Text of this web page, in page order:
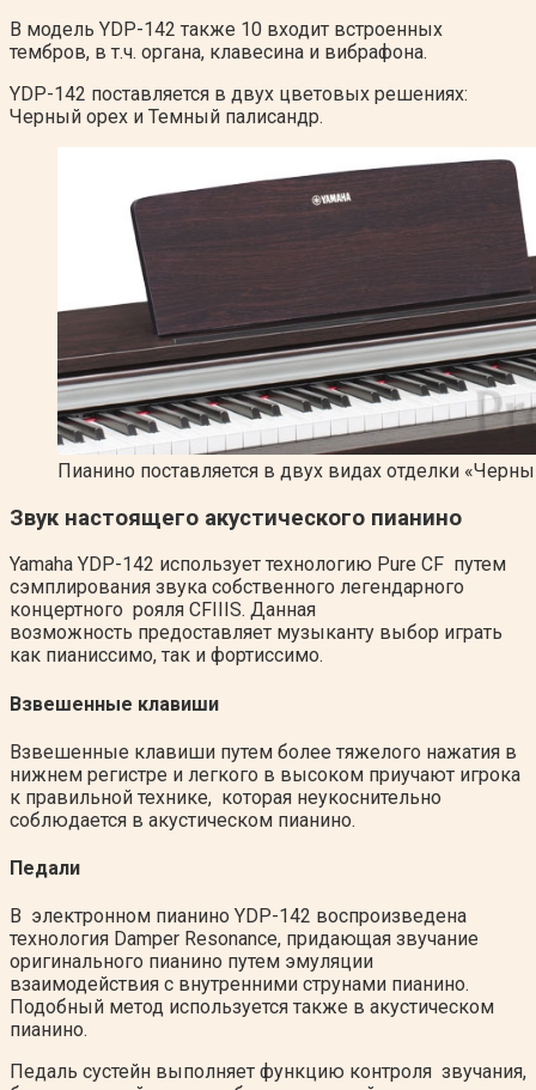
В модель YDP-142 также 10 входит встроенных
тембров, в т.ч. органа, клавесина и вибрафона.
YDP-142 поставляется в двух цветовых решениях:
Черный орех и Темный палисандр.
Пианино поставляется в двух видах отделки
Звук настоящего акустического пианино
Yamaha YDP-142 использует технологию Pure CF путем
сэмплирования звука собственного легендарного
концертного рояля CFIIIS. Данная
возможность предоставляет музыканту выбор играть
как пианиссимо, так и фортиссимо.
Взвешенные клавиши
Взвешенные клавиши путем более тяжелого нажатия в
нижнем регистре и легкого в высоком приучают игрока
к правильной технике, которая неукоснительно
соблюдается в акустическом пианино.
Педали
В электронном пианино YDP-142 воспроизведена
технология Damper Resonance, придающая звучание
оригинального пианино путем эмуляции
взаимодействия с внутренними струнами пианино.
Подобный метод используется также в акустическом
пианино.
Педаль сустейн выполняет функцию контроля звучания,